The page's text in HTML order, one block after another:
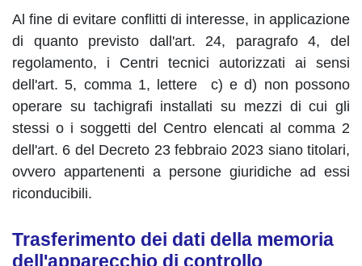
Al fine di evitare conflitti di interesse, in applicazione
di quanto previsto dall'art. 24, paragrafo 4, del
regolamento, i Centri tecnici autorizzati ai sensi
dell'art. 5, comma 1, lettere c) e d) non possono
operare su tachigrafi installati su mezzi di cui gli
stessi o i soggetti del Centro elencati al comma 2
dell'art. 6 del Decreto 23 febbraio 2023 siano titolari,
ovvero appartenenti a persone giuridiche ad essi
riconducibili.
Trasferimento dei dati della memoria
dell'apparecchio di controllo